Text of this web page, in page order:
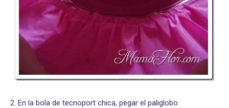
2. En la bola de tecnoport chica, pegar el paliglobo.